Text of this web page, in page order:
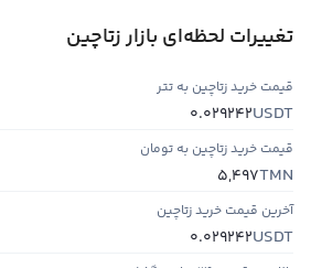
تغییرات لحظه‌ای بازار زتاچین
قیمت خرید زتاچین به تتر
USDT
0.029242
قیمت خرید زتاچین به تومان
TMN
5,497
آخرین قیمت خرید زتاچین
USDT
0.029242